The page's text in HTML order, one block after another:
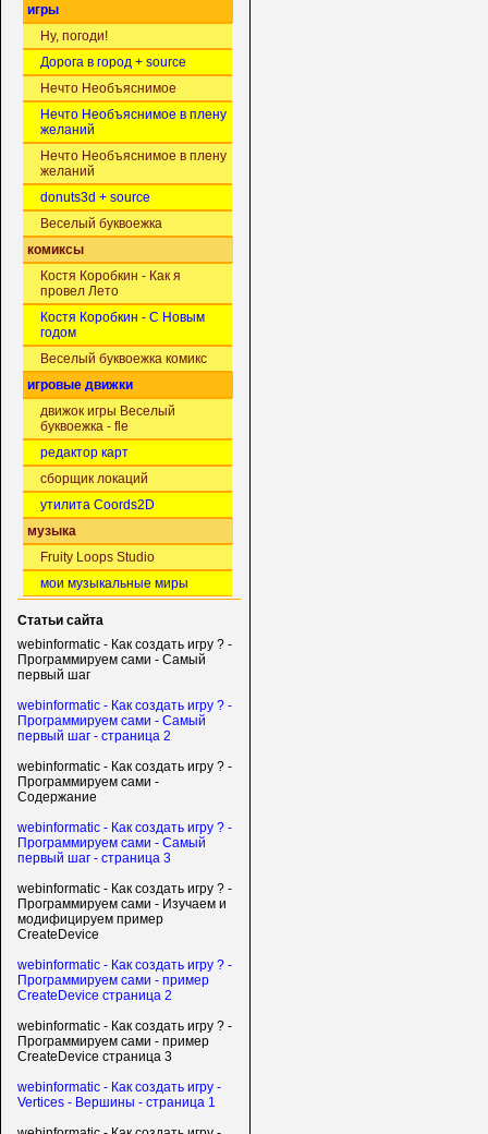
игры
Ну, погоди!
Дорога в город + source
Нечто Необъяснимое
Нечто Необъяснимое в плену
желаний
Нечто Необъяснимое в плену
желаний
donuts3d + source
Веселый буквоежка
комиксы
Костя Коробкин - Как я
провел Лето
Костя Коробкин - С Новым
годом
Веселый буквоежка комикс
игровые движки
движок игры Веселый
буквоежка - fle
редактор карт
сборщик локаций
утилита Coords2D
музыка
Fruity Loops Studio
мои музыкальные миры
Статьи сайта
webinformatic - Как создать игру ? -
Программируем сами - Самый
первый шаг
webinformatic - Как создать игру ? -
Программируем сами - Самый
первый шаг - страница 2
webinformatic - Как создать игру ? -
Программируем сами -
Содержание
webinformatic - Как создать игру ? -
Программируем сами - Самый
первый шаг - страница 3
webinformatic - Как создать игру ? -
Программируем сами - Изучаем и
модифицируем пример
CreateDevice
webinformatic - Как создать игру ? -
Программируем сами - пример
CreateDevice страница 2
webinformatic - Как создать игру ? -
Программируем сами - пример
CreateDevice страница 3
webinformatic - Как создать игру -
Vertices - Вершины - страница 1